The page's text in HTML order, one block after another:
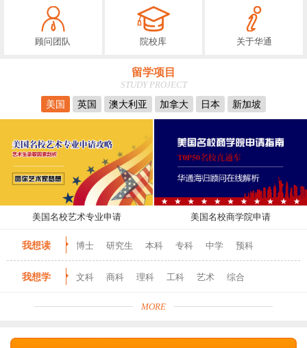
顾问团队 院校库 关于华通
留学项目
STUDY PROJECT
美国
英国 澳大利亚 加拿大 日本 新加坡
美国名校艺术专业申请 美国名校商学院申请
我想读 博士 研究生 本科 专科 中学 预科
我想学 文科 商科 理科 工科 艺术 综合
MORE